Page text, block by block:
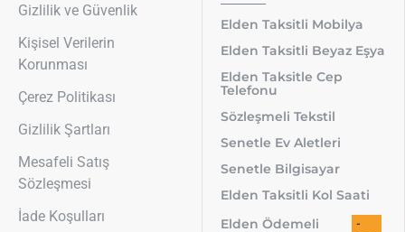
Gizlilik ve Güvenlik
Kişisel Verilerin
Korunması
Çerez Politikası
Gizlilik Şartları
Mesafeli Satış
Sözleşmesi
İade Koşulları
Elden Taksitli Mobilya
Elden Taksitli Beyaz Eşya
Elden Taksitle Cep
Telefonu
Sözleşmeli Tekstil
Senetle Ev Aletleri
Senetle Bilgisayar
Elden Taksitli Kol Saati
Elden Ödemeli
-